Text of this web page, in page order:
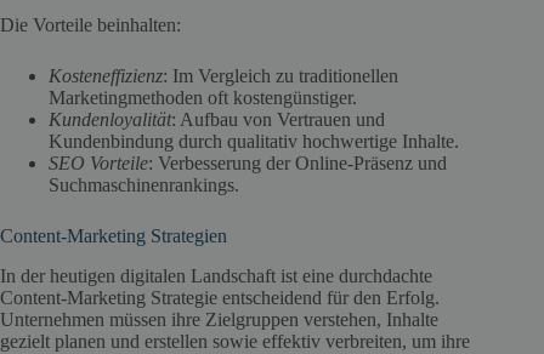
Die Vorteile beinhalten:
Kosteneffizienz: Im Vergleich zu traditionellen
Marketingmethoden oft kostengünstiger.
Kundenloyalität: Aufbau von Vertrauen und
Kundenbindung durch qualitativ hochwertige Inhalte.
SEO Vorteile: Verbesserung der Online-Präsenz und
Suchmaschinenrankings.
Content-Marketing Strategien
In der heutigen digitalen Landschaft ist eine durchdachte
Content-Marketing Strategie entscheidend für den Erfolg.
Unternehmen müssen ihre Zielgruppen verstehen, Inhalte
gezielt planen und erstellen sowie effektiv verbreiten, um ihre